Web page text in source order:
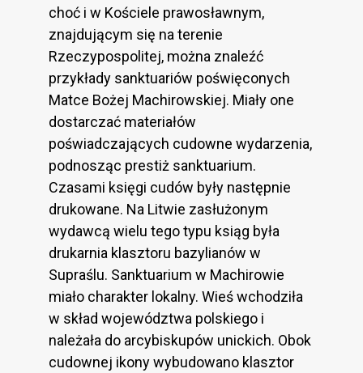
choć i w Kościele prawosławnym,
znajdującym się na terenie
Rzeczypospolitej, można znaleźć
przykłady sanktuariów poświęconych
Matce Bożej Machirowskiej. Miały one
dostarczać materiałów
poświadczających cudowne wydarzenia,
podnosząc prestiż sanktuarium.
Czasami księgi cudów były następnie
drukowane. Na Litwie zasłużonym
wydawcą wielu tego typu ksiąg była
drukarnia klasztoru bazylianów w
Supraślu. Sanktuarium w Machirowie
miało charakter lokalny. Wieś wchodziła
w skład województwa polskiego i
należała do arcybiskupów unickich. Obok
cudownej ikony wybudowano klasztor